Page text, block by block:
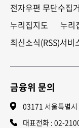
전자우편 무단수집
누리집지도
누리
최신소식(RSS)서비
금융위 문의
03171 서울특별시
대표전화 : 02-